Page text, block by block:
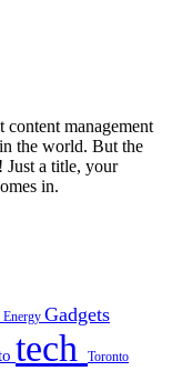
content management
the world. But the
Just a title, your
in.
Energy Gadgets
tech Toronto